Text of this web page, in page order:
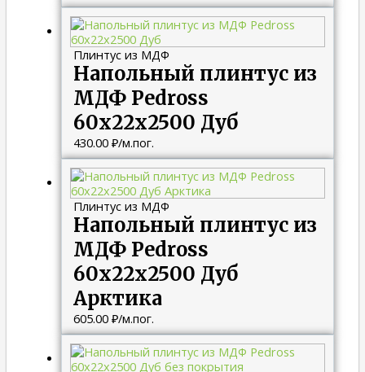
Плинтус из МДФ
Напольный плинтус из
МДФ Pedross
60х22х2500 Дуб
430.00 ₽/м.пог.
Плинтус из МДФ
Напольный плинтус из
МДФ Pedross
60х22х2500 Дуб
Арктика
605.00 ₽/м.пог.